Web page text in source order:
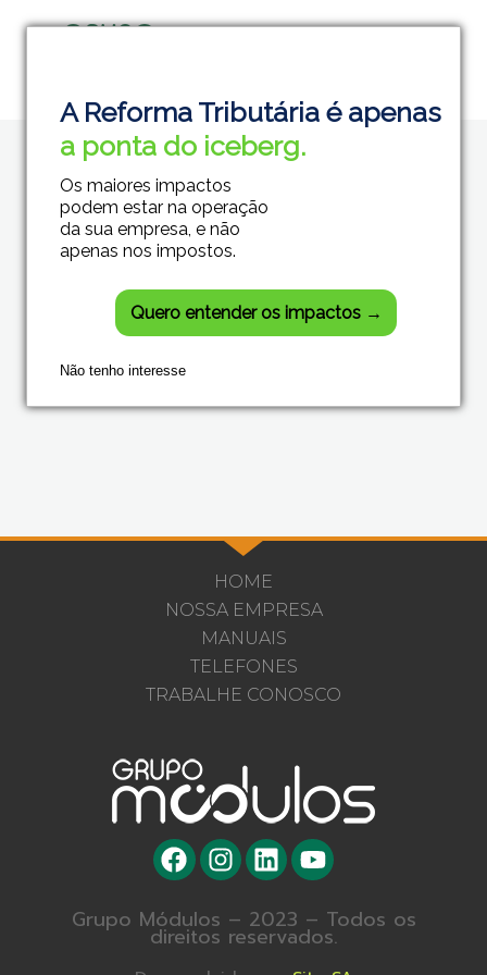
A Reforma Tributária é apenas
a ponta do iceberg.
Os maiores impactos
podem estar na operação
da sua empresa, e não
apenas nos impostos.
Quero entender os impactos →
Não tenho interesse
Grupo Módulos
Sistemas Contábeis e Empresariais
HOME
NOSSA EMPRESA
MANUAIS
TELEFONES
TRABALHE CONOSCO
Grupo Módulos – 2023 – Todos os
direitos reservados.